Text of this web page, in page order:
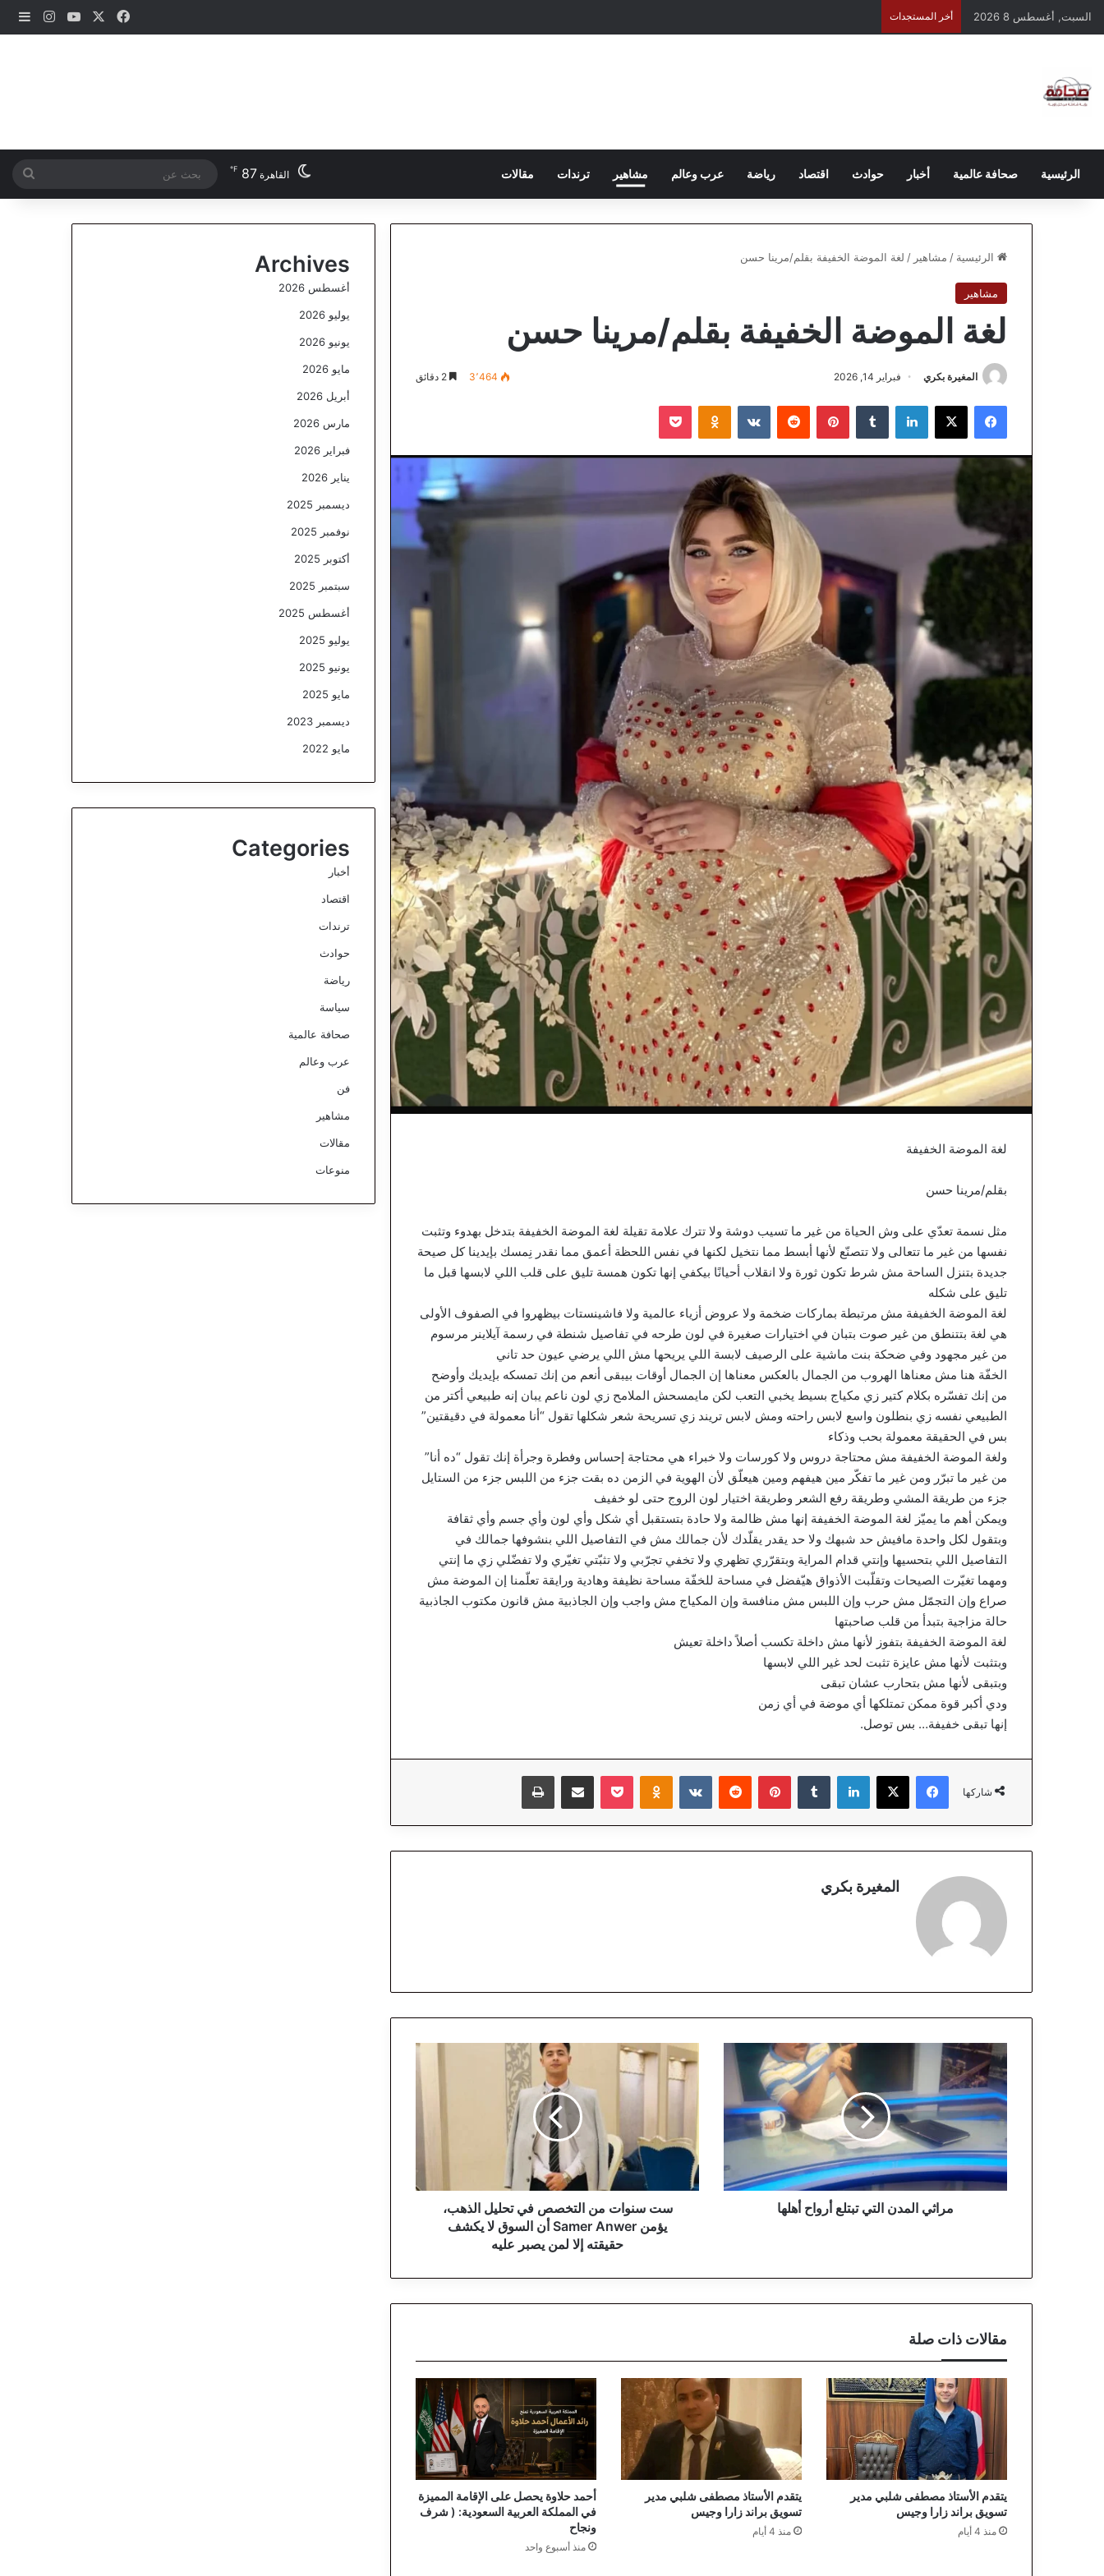
السبت, أغسطس 8 2026 أخر المستجدات فيسبوك ‫YouTube
الرئيسية صحافة عالمية أخبار حوادث اقتصاد رياضة عرب وعالم مشاهير ترندات مقالات القاهرة 87
℉
عن
الرئيسية / مشاهير / لغة الموضة الخفيفة بقلم/مرينا حسن
مشاهير
لغة الموضة الخفيفة بقلم/مرينا حسن
المغيرة بكري فبراير 14, 2026 3٬464
فيسبوك لينكدإن بينتيريست
لغة الموضة الخفيفة
بقلم/مرينا حسن
مثل نسمة تعدّي على وش الحياة من غير ما تسيب دوشة ولا تترك علامة تقيلة لغة الموضة الخفيفة بتدخل بهدوء وتثبت
نفسها من غير ما تتعالى ولا تتصنّع لأنها أبسط مما نتخيل لكنها في نفس اللحظة أعمق مما نقدر نِمسك بإيدينا كل صيحة
جديدة بتنزل الساحة مش شرط تكون ثورة ولا انقلاب أحيانًا بيكفي إنها تكون همسة تليق على قلب اللي لابسها قبل ما
تليق على شكله
لغة الموضة الخفيفة مش مرتبطة بماركات ضخمة ولا عروض أزياء عالمية ولا فاشينستات بيظهروا في الصفوف الأولى
هي لغة بتتنطق من غير صوت بتبان في اختيارات صغيرة في لون طرحه في تفاصيل شنطة في رسمة آيلاينر مرسوم
من غير مجهود وفي ضحكة بنت ماشية على الرصيف لابسة اللي يريحها مش اللي يرضي عيون حد تاني
الخفّة هنا مش معناها الهروب من الجمال بالعكس معناها إن الجمال أوقات بيبقى أنعم من إنك تمسكه بإيديك وأوضح
من إنك تفسّره بكلام كتير زي مكياج بسيط يخبي التعب لكن مايمسحش الملامح زي لون ناعم يبان إنه طبيعي أكتر من
الطبيعي نفسه زي بنطلون واسع لابس راحته ومش لابس تريند زي تسريحة شعر شكلها تقول “أنا معمولة في دقيقتين”
بس في الحقيقة معمولة بحب وذكاء
ولغة الموضة الخفيفة مش محتاجة دروس ولا كورسات ولا خبراء هي محتاجة إحساس وفطرة وجرأة إنك تقول “ده أنا”
من غير ما تبرّر ومن غير ما تفكّر مين هيفهم ومين هيعلّق لأن الهوية في الزمن ده بقت جزء من اللبس جزء من الستايل
جزء من طريقة المشي وطريقة رفع الشعر وطريقة اختيار لون الروج حتى لو خفيف
ويمكن أهم ما يميّز لغة الموضة الخفيفة إنها مش ظالمة ولا حادة بتستقبل أي شكل وأي لون وأي جسم وأي ثقافة
وبتقول لكل واحدة مافيش حد شبهك ولا حد يقدر يقلّدك لأن جمالك مش في التفاصيل اللي بنشوفها جمالك في
التفاصيل اللي بتحسيها وإنتي قدام المراية وبتقرّري تظهري ولا تخفي تجرّبي ولا تثبّتي تغيّري ولا تفضّلي زي ما إنتي
ومهما تغيّرت الصيحات وتقلّبت الأذواق هيّفضل في مساحة للخفّة مساحة نظيفة وهادية ورايقة تعلّمنا إن الموضة مش
صراع وإن التجمّل مش حرب وإن اللبس مش منافسة وإن المكياج مش واجب وإن الجاذبية مش قانون مكتوب الجاذبية
حالة مزاجية بتبدأ من قلب صاحبتها
لغة الموضة الخفيفة بتفوز لأنها مش داخلة تكسب أصلاً داخلة تعيش
وبتثبت لأنها مش عايزة تثبت لحد غير اللي لابسها
وبتبقى لأنها مش بتحارب عشان تبقى
ودي أكبر قوة ممكن تمتلكها أي موضة في أي زمن
إنها تبقى خفيفة… بس توصل.
شاركها
فيسبوك لينكدإن بينتيريست
المغيرة بكري
م
ر
ا
ث
ي
ا
ل
م
د
ي
ل
ع
أ
ه
ل
ه
ا
مراثي المدن التي تبتلع أرواح أهلها
س
ت
ت
م
ن
ص
ح
ل
ي
ل
ا
ه
ب
،
ست سنوات من التخصص في تحليل الذهب،
يؤمن Samer Anwer أن السوق لا يكشف
حقيقته إلا لمن يصبر عليه
مقالات ذات صلة
يتقدم الأستاذ مصطفى شلبي مدير
تسويق براند زارا وجيس
منذ 4 أيام
يتقدم الأستاذ مصطفى شلبي مدير
تسويق براند زارا وجيس
منذ 4 أيام
أحمد حلاوة يحصل على الإقامة المميزة
في المملكة العربية السعودية: ( شرف
ونجاح
منذ أسبوع واحد
Archives
أغسطس 2026
يوليو 2026
يونيو 2026
مايو 2026
أبريل 2026
مارس 2026
فبراير 2026
يناير 2026
ديسمبر 2025
نوفمبر 2025
أكتوبر 2025
سبتمبر 2025
أغسطس 2025
يوليو 2025
يونيو 2025
مايو 2025
ديسمبر 2023
مايو 2022
Categories
أخبار
اقتصاد
ترندات
حوادث
رياضة
سياسة
صحافة عالمية
عرب وعالم
فن
مشاهير
مقالات
منوعات